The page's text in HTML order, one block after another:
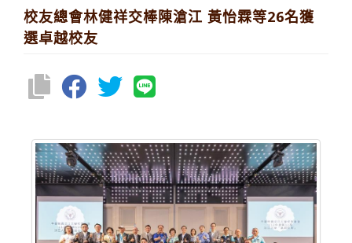
校友總會林健祥交棒陳滄江 黃怡霖等26名獲
選卓越校友